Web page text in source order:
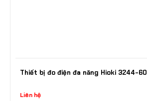
Thiết bị đo điện đa năng Hioki 3244-60
Liên hệ